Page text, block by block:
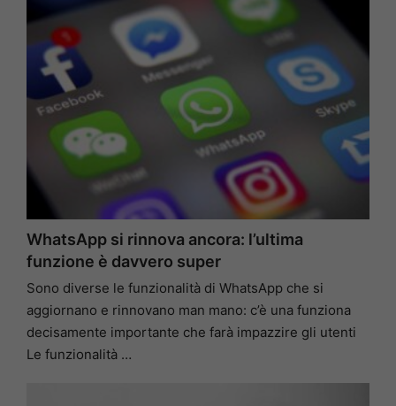
WhatsApp si rinnova ancora: l’ultima
funzione è davvero super
Sono diverse le funzionalità di WhatsApp che si
aggiornano e rinnovano man mano: c’è una funziona
decisamente importante che farà impazzire gli utenti
Le funzionalità …